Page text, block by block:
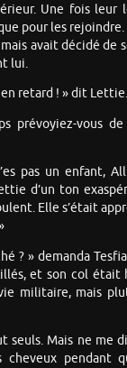
Une fois leur
pour les
avait décidé de
lui.
retard ! » dit Lettie.
prévoyiez-vous
pas un enfant,
d’un ton
Elle s’était
? » demanda
et son col était
militaire, mais
seuls. Mais ne me
cheveux pendant